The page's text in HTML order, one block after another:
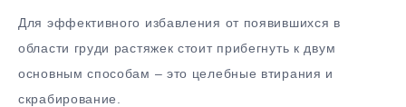
Для эффективного избавления от появившихся в
области груди растяжек стоит прибегнуть к двум
основным способам – это целебные втирания и
скрабирование.